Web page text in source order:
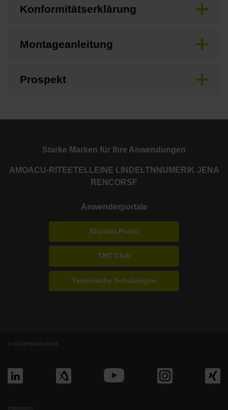
Konformitätserklärung
Montageanleitung
Prospekt
Starke Marken für Ihre Anwendungen
AMOACU-RITE ETEL LEINE LINDE LTN NUMERIK JENA
RENCORSF
Anwenderportale
Klartext Portal
TNC Club
Technische Schulungen
© HEIDENHAIN 2026
Impressum